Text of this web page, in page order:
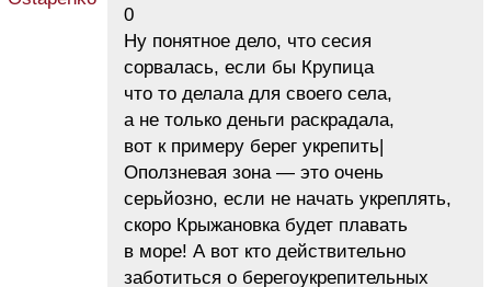
0
Ну понятное дело, что сесия
сорвалась, если бы Крупица
что то делала для своего села,
а не только деньги раскрадала,
вот к примеру берег укрепить|
Оползневая зона — это очень
серьйозно, если не начать укреплять,
скоро Крыжановка будет плавать
в море! А вот кто действительно
заботиться о берегоукрепительных